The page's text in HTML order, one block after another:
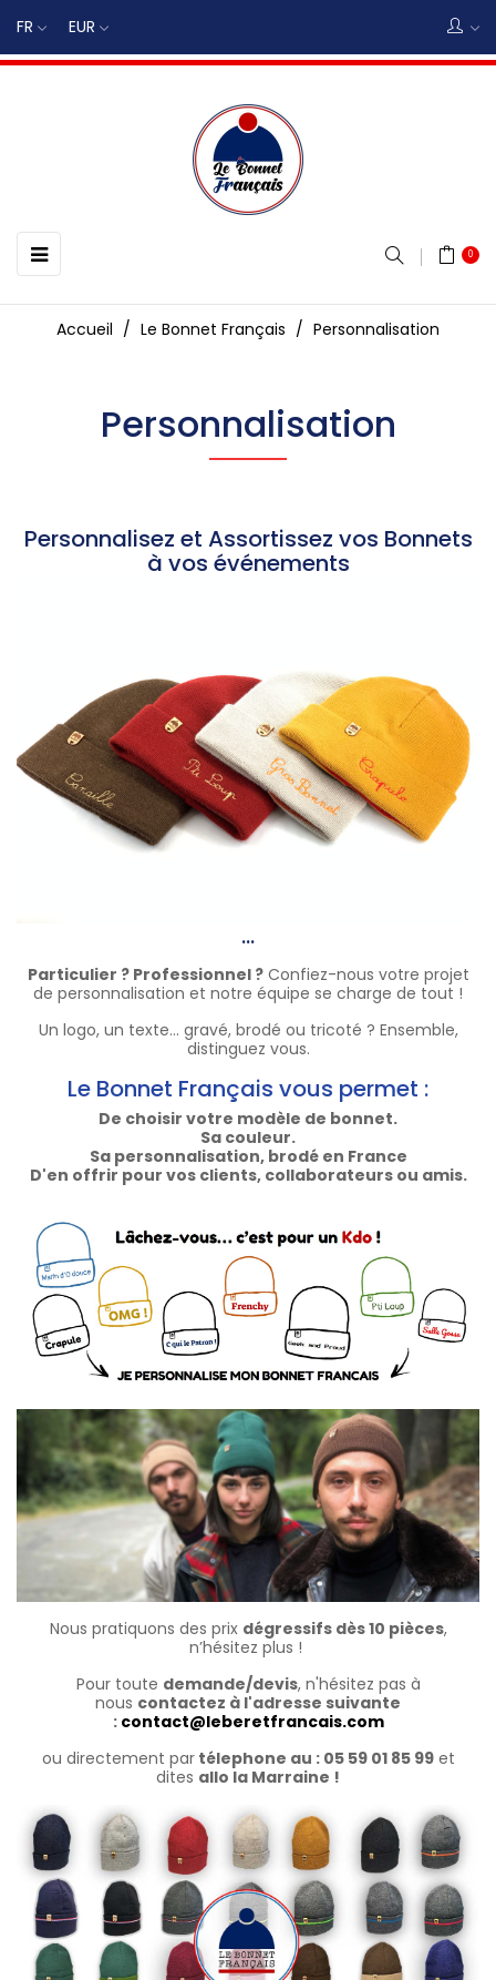
FR EUR
Basculer
la
navigation
☰ 0
Accueil Le Bonnet Français Personnalisation
Personnalisation
Personnalisez et Assortissez vos Bonnets
à vos événements
...
Particulier ? Professionnel ?Confiez-nous votre projet
de personnalisation et notre équipe se charge de tout !
Un logo, un texte... gravé, brodé ou tricoté ? Ensemble,
distinguez vous.
Le Bonnet Français vous permet :
De choisir votre modèle de bonnet.
Sa couleur.
Sa personnalisation, brodé en France
D'en offrir pour vos clients, collaborateurs ou amis.
Nous pratiquons des prix dégressifs dès 10 pièces,
n’hésitez plus !
Pour toute demande/devis, n'hésitez pas à
nous contactez à l'adresse suivante
: contact@leberetfrancais.com
ou directement partélephone au : 05 59 01 85 99et
dites allo la Marraine !